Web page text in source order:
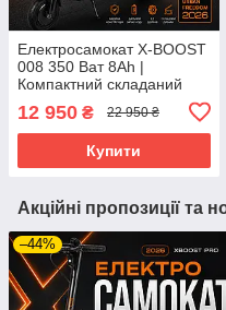
Електросамокат X-BOOST
008 350 Ват 8Ah |
Компактний складаний
дитячий самокат для міста
12 950 ₴ 22 950 ₴
Купити
Акційні пропозиції та
–44%